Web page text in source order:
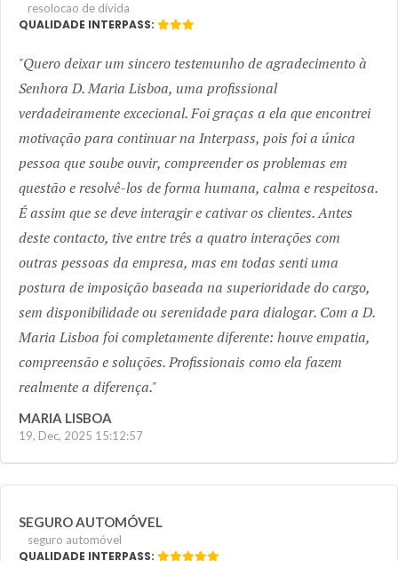
resolocao de dívida
QUALIDADE INTERPASS:
Quero deixar um sincero testemunho de agradecimento à
Senhora D. Maria Lisboa, uma profissional
verdadeiramente excecional. Foi graças a ela que encontrei
motivação para continuar na Interpass, pois foi a única
pessoa que soube ouvir, compreender os problemas em
questão e resolvê-los de forma humana, calma e respeitosa.
É assim que se deve interagir e cativar os clientes. Antes
deste contacto, tive entre três a quatro interações com
outras pessoas da empresa, mas em todas senti uma
postura de imposição baseada na superioridade do cargo,
sem disponibilidade ou serenidade para dialogar. Com a D.
Maria Lisboa foi completamente diferente: houve empatia,
compreensão e soluções. Profissionais como ela fazem
realmente a diferença.
MARIA LISBOA
19, Dec, 2025 15:12:57
SEGURO AUTOMÓVEL
seguro automóvel
QUALIDADE INTERPASS: